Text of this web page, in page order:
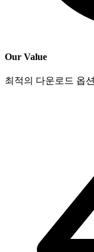
Our Value
최적의 다운로드 옵